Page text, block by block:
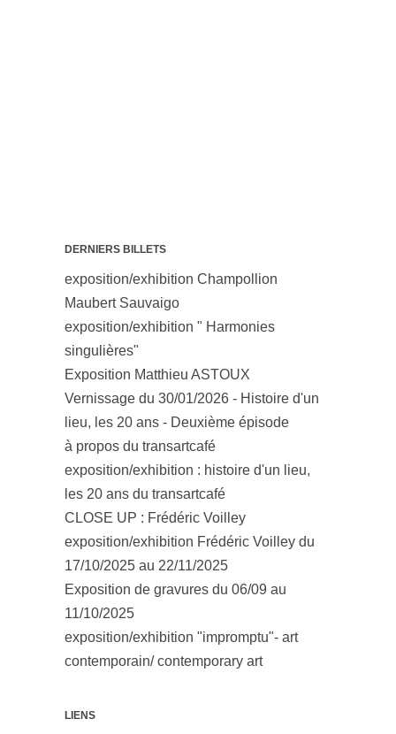
DERNIERS BILLETS
exposition/exhibition Champollion
Maubert Sauvaigo
exposition/exhibition " Harmonies
singulières"
Exposition Matthieu ASTOUX
Vernissage du 30/01/2026 - Histoire d'un
lieu, les 20 ans - Deuxième épisode
à propos du transartcafé
exposition/exhibition : histoire d'un lieu,
les 20 ans du transartcafé
CLOSE UP : Frédéric Voilley
exposition/exhibition Frédéric Voilley du
17/10/2025 au 22/11/2025
Exposition de gravures du 06/09 au
11/10/2025
exposition/exhibition "impromptu"- art
contemporain/ contemporary art
LIENS